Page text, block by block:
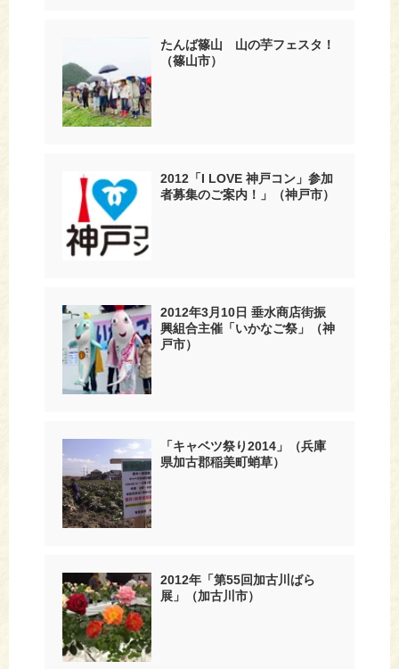
たんば篠山 山の芋フェスタ！
（篠山市）
2012「I LOVE 神戸コン」参加
者募集のご案内！」（神戸市）
2012年3月10日 垂水商店街振
興組合主催「いかなご祭」（神
戸市）
「キャベツ祭り2014」（兵庫
県加古郡稲美町蛸草）
2012年「第55回加古川ばら
展」（加古川市）